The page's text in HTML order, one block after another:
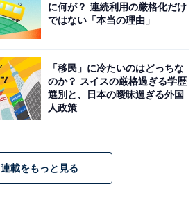
に何が？ 連続利用の厳格化だけ
ではない「本当の理由」
「移民」に冷たいのはどっちな
のか？ スイスの厳格過ぎる学歴
選別と、日本の曖昧過ぎる外国
人政策
連載をもっと見る